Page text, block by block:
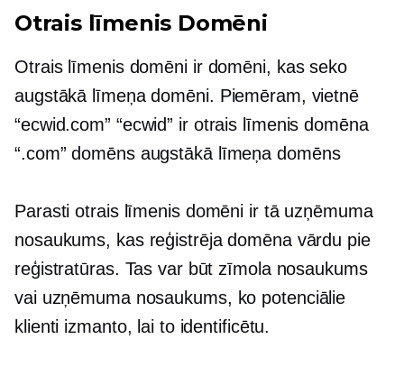
Otrais līmenis Domēni
Otrais līmenisdomēni ir domēni, kas seko
augstākā līmeņadomēni. Piemēram, vietnē
“ecwid.com” “ecwid” ir otrais līmenis domēna
“.com” domēns augstākā līmeņa domēns
Parastiotrais līmenisdomēni ir tā uzņēmuma
nosaukums, kas reģistrēja domēna vārdu pie
reģistratūras. Tas var būt zīmola nosaukums
vai uzņēmuma nosaukums, ko potenciālie
klienti izmanto, lai to identificētu.